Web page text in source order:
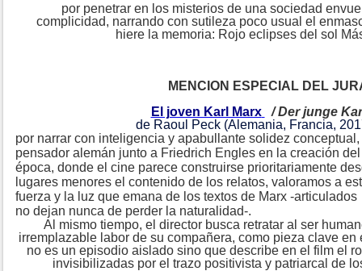
por penetrar en los misterios de una sociedad
complicidad, narrando con sutileza poco usual el
hiere la memoria: Rojo eclipses del sol
MENCION ESPECIAL DEL
El joven Karl Marx
/ Der junge
de Raoul Peck (Alemania, Francia,
por narrar con inteligencia y apabullante solidez
pensador alemán junto a Friedrich Engles en la creación
época, donde el cine parece construirse prioritariamente
lugares menores el contenido de los relatos, valoramos a
fuerza y la luz que emana de los textos de Marx -articulados
no dejan nunca de perder la naturalidad-.
Al mismo tiempo, el director busca retratar al ser
irremplazable labor de su compañera, como pieza clave
no es un episodio aislado sino que describe en el film el
invisibilizadas por el trazo positivista y patriarcal de